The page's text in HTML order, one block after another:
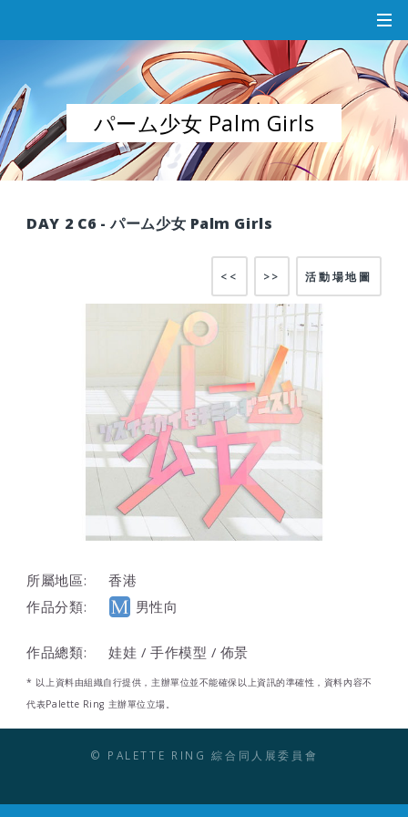
パーム少女 Palm Girls
DAY 2 C6 - パーム少女 Palm Girls
活動場地圖
>>
<<
所屬地區:
香港
作品分類:
男性向
作品總類: 娃娃 / 手作模型 / 佈景
* 以上資料由組織自行提供，主辦單位並不能確保以上資訊的準確性，資料內容不
代表Palette Ring 主辦單位立場。
© PALETTE RING 綜合同人展委員會